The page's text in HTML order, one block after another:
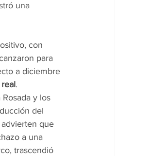
una
con
para
a diciembre
real.
y los
del
que
a una
trascendió